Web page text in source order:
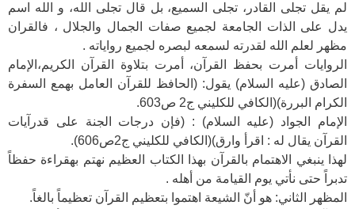
لم يقل تجلى القادر، تجلى السميع، بل قال تجلى الله، و الله اسم
يدل على الذات الجامعة لجميع صفات الجمال والجلال ، فالقران
مظهر لعلم الله لقدرته لسمعه لبصره لجميع رواياته .
الروايات أمرت بحفظ القرآن، أمرت بتلاوة القرآن الكريم،الإمام
الصادق (عليه السلام) يقول: (الحافظ للقرآن العامل بهمع السفرة
الكرام البررة)(الكافي للكليني ج2 ص603.
الإمام الجواد (عليه السلام) : (فإن درجات الجنة على قدرآيات
القرآن يقال له : اقرأ وارق)(الكافي للكليني ج2ص606).
لهذا ينبغي الاهتمام بالقرآن بهذا الكتاب العظيم نهتم بهقراءة حفظاً
تدبراً حتى نأتي يوم القيامة من أهله .
المظهر الثاني: هو أنّ الشيعة اهتموا بتعظيم القرآن تعظيماً بالغاً.